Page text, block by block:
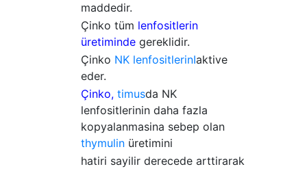
maddedir.
Çinko tüm lenfositlerin
üretiminde gereklidir.
Çinko NK lenfositlerinIaktive
eder.
Çinko, timusda NK
lenfositlerinin daha fazla
kopyalanmasina sebep olan
thymulin üretimini
hatiri sayilir derecede arttirarak